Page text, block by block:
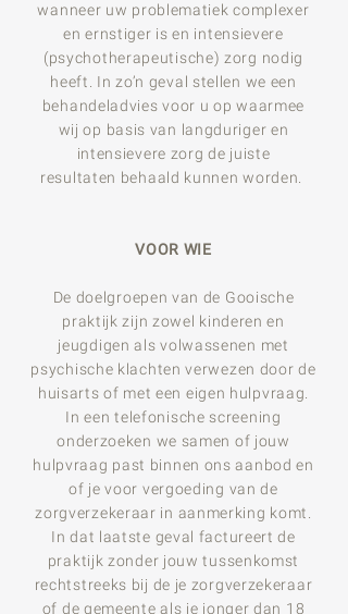
wanneer uw problematiek complexer
en ernstiger is en intensievere
(psychotherapeutische) zorg nodig
heeft. In zo’n geval stellen we een
behandeladvies voor u op waarmee
wij op basis van langduriger en
intensievere zorg de juiste
resultaten behaald kunnen worden.
VOOR WIE
De doelgroepen van de Gooische
praktijk zijn zowel kinderen en
jeugdigen als volwassenen met
psychische klachten verwezen door de
huisarts of met een eigen hulpvraag.
In een telefonische screening
onderzoeken we samen of jouw
hulpvraag past binnen ons aanbod en
of je voor vergoeding van de
zorgverzekeraar in aanmerking komt.
In dat laatste geval factureert de
praktijk zonder jouw tussenkomst
rechtstreeks bij de je zorgverzekeraar
of de gemeente als je jonger dan 18